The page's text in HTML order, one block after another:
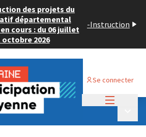
des projets du
départemental
cours : du 06 juillet
octobre 2026
-Instruction
Se connecter
2024
déposés